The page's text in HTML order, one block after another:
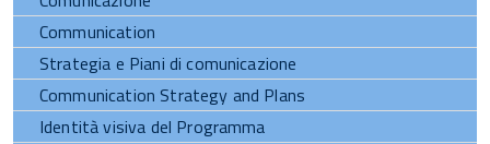
Communication
Strategia e Piani di comunicazione
Communication Strategy and Plans
Identità visiva del Programma